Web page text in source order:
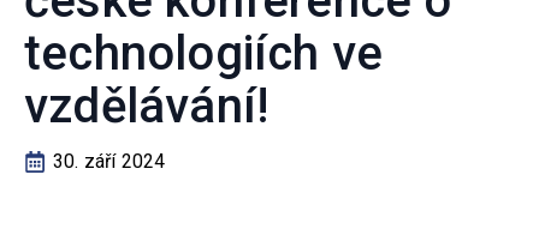
technologiích ve
vzdělávání!
30. září 2024